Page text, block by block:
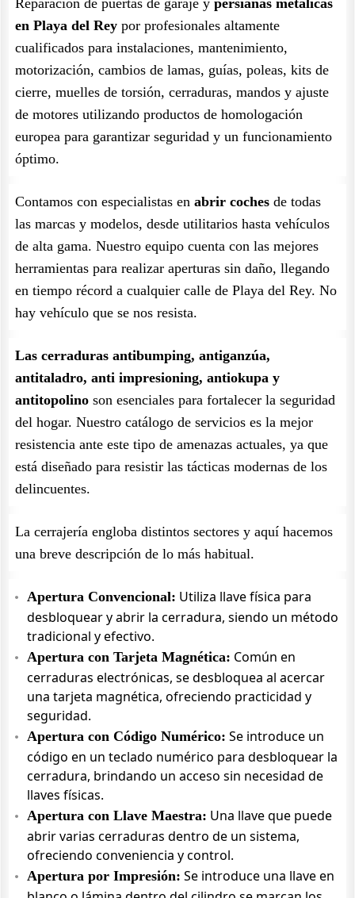
Reparación de puertas de garaje y persianas metálicas
en Playa del Rey por profesionales altamente
cualificados para instalaciones, mantenimiento,
motorización, cambios de lamas, guías, poleas, kits de
cierre, muelles de torsión, cerraduras, mandos y ajuste
de motores utilizando productos de homologación
europea para garantizar seguridad y un funcionamiento
óptimo.
Contamos con especialistas en abrir coches de todas
las marcas y modelos, desde utilitarios hasta vehículos
de alta gama. Nuestro equipo cuenta con las mejores
herramientas para realizar aperturas sin daño, llegando
en tiempo récord a cualquier calle de Playa del Rey. No
hay vehículo que se nos resista.
Las cerraduras antibumping, antiganzúa,
antitaladro, anti impresioning, antiokupa y
antitopolino son esenciales para fortalecer la seguridad
del hogar. Nuestro catálogo de servicios es la mejor
resistencia ante este tipo de amenazas actuales, ya que
está diseñado para resistir las tácticas modernas de los
delincuentes.
La cerrajería engloba distintos sectores y aquí hacemos
una breve descripción de lo más habitual.
Apertura Convencional: Utiliza llave física para
desbloquear y abrir la cerradura, siendo un método
tradicional y efectivo.
Apertura con Tarjeta Magnética: Común en
cerraduras electrónicas, se desbloquea al acercar
una tarjeta magnética, ofreciendo practicidad y
seguridad.
Apertura con Código Numérico: Se introduce un
código en un teclado numérico para desbloquear la
cerradura, brindando un acceso sin necesidad de
llaves físicas.
Apertura con Llave Maestra: Una llave que puede
abrir varias cerraduras dentro de un sistema,
ofreciendo conveniencia y control.
Apertura por Impresión: Se introduce una llave en